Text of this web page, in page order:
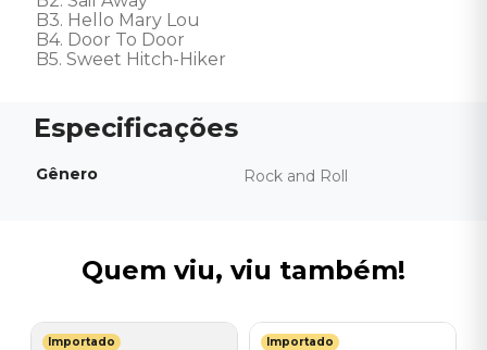
B3. Hello Mary Lou
B4. Door To Door
B5. Sweet Hitch-Hiker
Gênero Rock and Roll
Quem viu, viu também!
Importado Importado